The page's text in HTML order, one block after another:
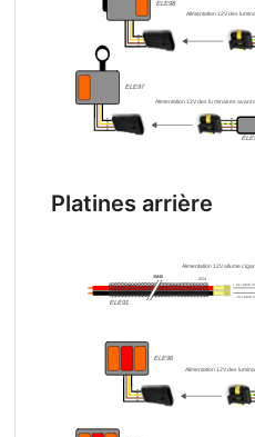
Platines arrière